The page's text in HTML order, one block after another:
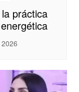
práctica